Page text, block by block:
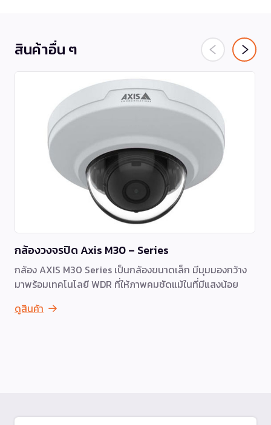
สินค้าอื่น ๆ
กล้องวงจรปิด Axis M30 – Series
กล้อง AXIS M30 Series เป็นกล้องขนาดเล็ก มีมุมมองกว้าง
มาพร้อมเทคโนโลยี WDR ที่ให้ภาพคมชัดแม้ในที่มีแสงน้อย
ดูสินค้า